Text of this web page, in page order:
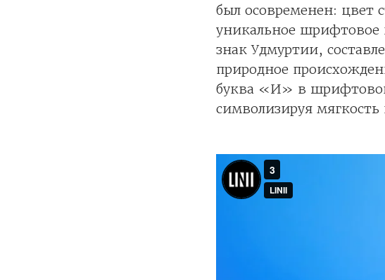
был осовременен: цвет
уникальное шрифтовое
знак Удмуртии,
природное
буква «И» в
символизируя